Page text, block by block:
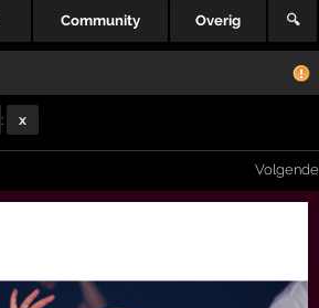
Community Overig 🔍
: x
Volgende